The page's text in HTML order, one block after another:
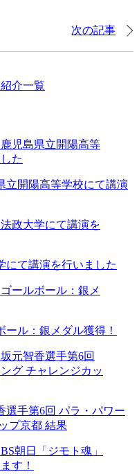
次の記事
介一覧
立開陽高等学校にて講演
にて講演を行いました
ール：銀メダル獲得！
選手第6回 パラ・パワー
プ京都 結果